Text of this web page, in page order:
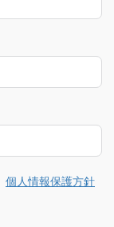
個人情報保護方針